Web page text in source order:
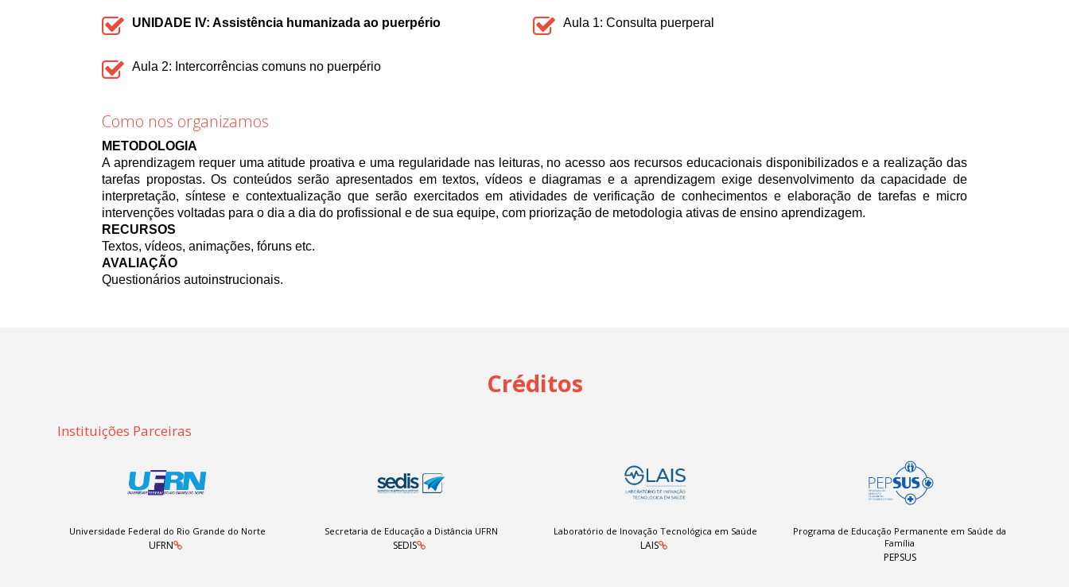
UNIDADE IV: Assistência humanizada ao puerpério Aula 1: Consulta puerperal
Aula 2: Intercorrências comuns no puerpério
Como nos organizamos
METODOLOGIA
A aprendizagem requer uma atitude proativa e uma regularidade nas leituras, no acesso aos recursos educacionais disponibilizados e a realização das
tarefas propostas. Os conteúdos serão apresentados em textos, vídeos e diagramas e a aprendizagem exige desenvolvimento da capacidade de
interpretação, síntese e contextualização que serão exercitados em atividades de verificação de conhecimentos e elaboração de tarefas e micro
intervenções voltadas para o dia a dia do profissional e de sua equipe, com priorização de metodologia ativas de ensino aprendizagem.
RECURSOS
Textos, vídeos, animações, fóruns etc.
AVALIAÇÃO
Questionários autoinstrucionais.
Créditos
Instituições Parceiras
Universidade Federal do Rio Grande do Norte
UFRN
Secretaria de Educação a Distância UFRN
SEDIS
Laboratório de Inovação Tecnológica em Saúde
LAIS
Programa de Educação Permanente em Saúde da
Família
PEPSUS